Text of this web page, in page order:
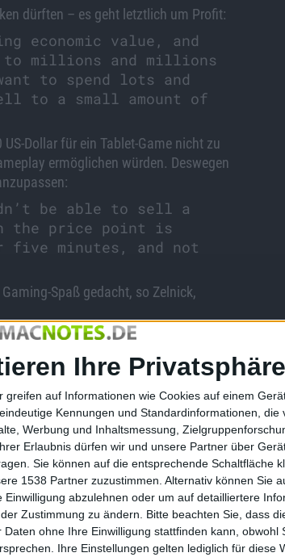
Ihre Privatsphäre
auf Informationen wie Cookies auf einem
Kennungen und Standardinformationen, die
Werbung und Inhaltsmessung,
Erlaubnis dürfen wir und unsere Partner über
Sie können auf die entsprechende Schaltfläche
1538 Partner zuzustimmen. Alternativ können Sie
abzulehnen oder um auf detailliertere
Zustimmung zu ändern.
Bitte beachten Sie, dass
ohne Ihre Einwilligung stattfinden kann, obwohl
Ihre Einstellungen gelten lediglich für diese
dürften – es geht letztlich um Profit:
economic value, and
to millions and millions
to spend lots and
to a small amount of
Dollar für ein Tablet-Game nicht zu
ermöglichen würden. Deswegen
be able to sell a
the price point is
minutes, and not
Spaß gedacht, so Zelnick,
but interactive
be a robust and engaging
Plant Apple ein TV-Gerät mit …